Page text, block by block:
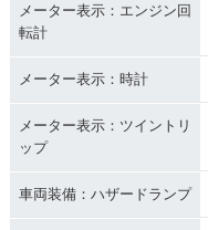
メーター表示：エンジン回
転計
メーター表示：時計
メーター表示：ツイントリ
ップ
車両装備：ハザードランプ